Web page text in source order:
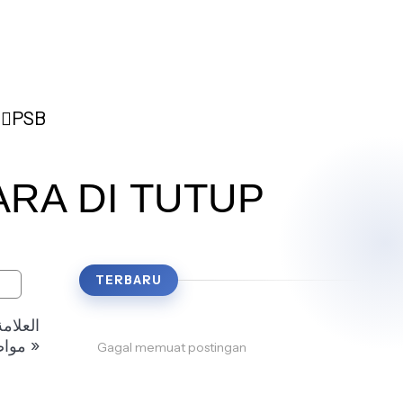
PSB
DI TUTUP
مواضع ، وبقي في الموضع المشهور بأذان واحد وأغلقت أكثر المساجد والزوايا ، وبطلت الأفراح والأعراس بين الناس »
TERBARU
Gagal memuat postingan